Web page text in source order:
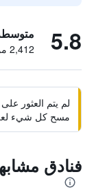
5.8 2,412 من التقييمات تم التحقق منها
لم يتم العثور
مسح كل شيء
فنادق